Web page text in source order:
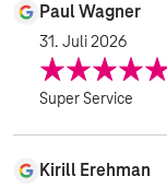
Paul Wagner
31. Juli 2026
Super Service
Kirill Erehman